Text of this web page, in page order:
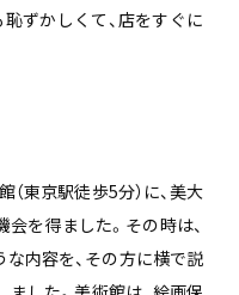
ずかしくて、店をすぐに
東京駅徒歩5分）に、美大
を得ました。その時は、
内容を、その方に横で説